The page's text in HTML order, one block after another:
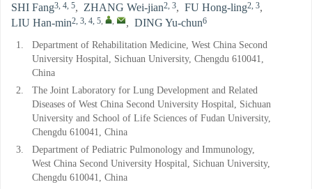
SHI Fang3, 4, 5, ZHANG Wei-jian2, 3, FU Hong-ling2, 3,
LIU Han-min2, 3, 4, 5, , , DING Yu-chun6
1.
Department of Rehabilitation Medicine, West China Second
University Hospital, Sichuan University, Chengdu 610041,
China
2.
The Joint Laboratory for Lung Development and Related
Diseases of West China Second University Hospital, Sichuan
University and School of Life Sciences of Fudan University,
Chengdu 610041, China
3.
Department of Pediatric Pulmonology and Immunology,
West China Second University Hospital, Sichuan University,
Chengdu 610041, China